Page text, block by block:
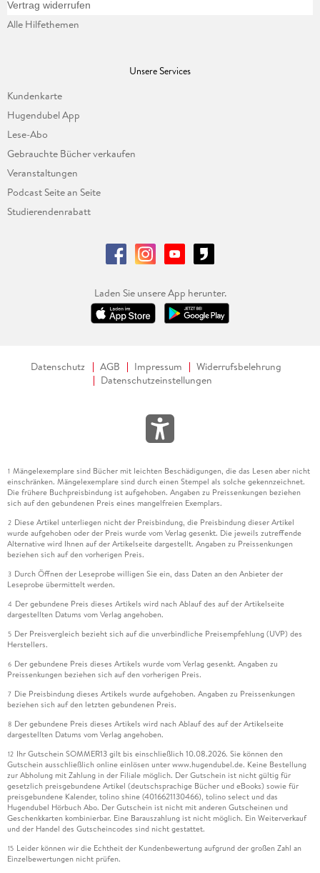
Vertrag widerrufen
Alle Hilfethemen
Unsere Services
Kundenkarte
Hugendubel App
Lese-Abo
Gebrauchte Bücher verkaufen
Veranstaltungen
Podcast Seite an Seite
Studierendenrabatt
Laden Sie unsere App herunter.
Datenschutz AGB Impressum
Widerrufsbelehrung
Datenschutzeinstellungen
1 Mängelexemplare sind Bücher mit leichten Beschädigungen, die das Lesen aber nicht
einschränken. Mängelexemplare sind durch einen Stempel als solche gekennzeichnet.
Die frühere Buchpreisbindung ist aufgehoben. Angaben zu Preissenkungen beziehen
sich auf den gebundenen Preis eines mangelfreien Exemplars.
2 Diese Artikel unterliegen nicht der Preisbindung, die Preisbindung dieser Artikel
wurde aufgehoben oder der Preis wurde vom Verlag gesenkt. Die jeweils zutreffende
Alternative wird Ihnen auf der Artikelseite dargestellt. Angaben zu Preissenkungen
beziehen sich auf den vorherigen Preis.
3 Durch Öffnen der Leseprobe willigen Sie ein, dass Daten an den Anbieter der
Leseprobe übermittelt werden.
4 Der gebundene Preis dieses Artikels wird nach Ablauf des auf der Artikelseite
dargestellten Datums vom Verlag angehoben.
5 Der Preisvergleich bezieht sich auf die unverbindliche Preisempfehlung (UVP) des
Herstellers.
6 Der gebundene Preis dieses Artikels wurde vom Verlag gesenkt. Angaben zu
Preissenkungen beziehen sich auf den vorherigen Preis.
7 Die Preisbindung dieses Artikels wurde aufgehoben. Angaben zu Preissenkungen
beziehen sich auf den letzten gebundenen Preis.
8 Der gebundene Preis dieses Artikels wird nach Ablauf des auf der Artikelseite
dargestellten Datums vom Verlag angehoben.
12 Ihr Gutschein SOMMER13 gilt bis einschließlich 10.08.2026. Sie können den
Gutschein ausschließlich online einlösen unter www.hugendubel.de. Keine Bestellung
zur Abholung mit Zahlung in der Filiale möglich. Der Gutschein ist nicht gültig für
gesetzlich preisgebundene Artikel (deutschsprachige Bücher und eBooks) sowie für
preisgebundene Kalender, tolino shine (4016621130466), tolino select und das
Hugendubel Hörbuch Abo. Der Gutschein ist nicht mit anderen Gutscheinen und
Geschenkkarten kombinierbar. Eine Barauszahlung ist nicht möglich. Ein Weiterverkauf
und der Handel des Gutscheincodes sind nicht gestattet.
15 Leider können wir die Echtheit der Kundenbewertung aufgrund der großen Zahl an
Einzelbewertungen nicht prüfen.